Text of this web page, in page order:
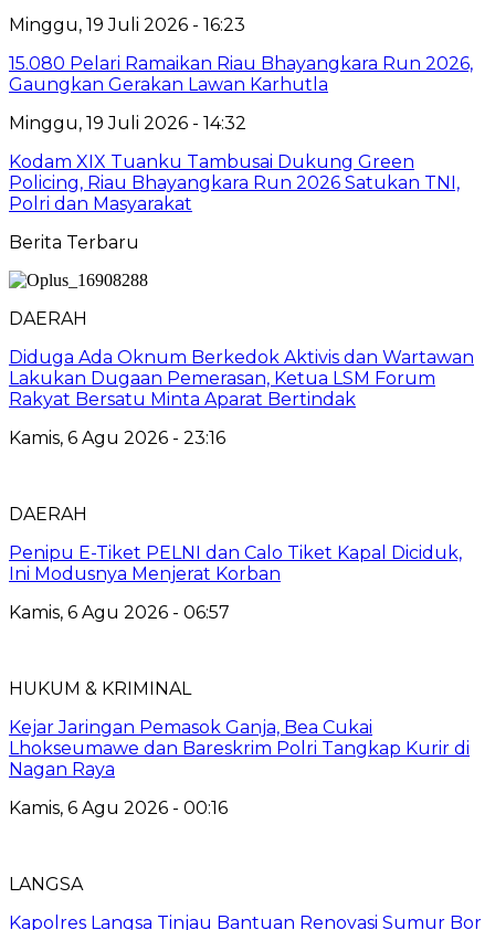
Minggu, 19 Juli 2026 - 16:23
15.080 Pelari Ramaikan Riau Bhayangkara Run 2026,
Gaungkan Gerakan Lawan Karhutla
Minggu, 19 Juli 2026 - 14:32
Kodam XIX Tuanku Tambusai Dukung Green
Policing, Riau Bhayangkara Run 2026 Satukan TNI,
Polri dan Masyarakat
Berita Terbaru
DAERAH
Diduga Ada Oknum Berkedok Aktivis dan Wartawan
Lakukan Dugaan Pemerasan, Ketua LSM Forum
Rakyat Bersatu Minta Aparat Bertindak
Kamis, 6 Agu 2026 - 23:16
DAERAH
Penipu E-Tiket PELNI dan Calo Tiket Kapal Diciduk,
Ini Modusnya Menjerat Korban
Kamis, 6 Agu 2026 - 06:57
HUKUM & KRIMINAL
Kejar Jaringan Pemasok Ganja, Bea Cukai
Lhokseumawe dan Bareskrim Polri Tangkap Kurir di
Nagan Raya
Kamis, 6 Agu 2026 - 00:16
LANGSA
Kapolres Langsa Tinjau Bantuan Renovasi Sumur Bor